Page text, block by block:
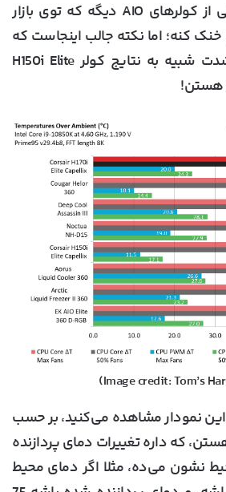
داشته و تونسته خیلی از کولرهای AIO دیگه که توی بازار
کنه؛ اما نکته جالب اینجاست که
نتایج این کولر، به شدت شبیه به نتایج کولر H150i Elite
هستن!
نمودار مشاهده می‌کنید، بر حسب
که داره تغییرات دمای پردازنده
نشون می‌ده، مثلا اگر دمای محیط